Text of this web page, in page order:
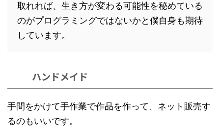
取れれば、生き方が変わる可能性を秘めている
のがプログラミングではないかと僕自身も期待
しています。
ハンドメイド
手間をかけて手作業で作品を作って、ネット販売す
るのもいいです。